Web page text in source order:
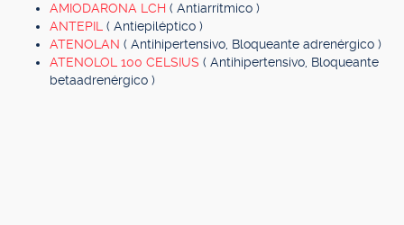
AMIODARONA LCH ( Antiarrítmico )
ANTEPIL ( Antiepiléptico )
ATENOLAN ( Antihipertensivo, Bloqueante adrenérgico )
ATENOLOL 100 CELSIUS ( Antihipertensivo, Bloqueante
betaadrenérgico )